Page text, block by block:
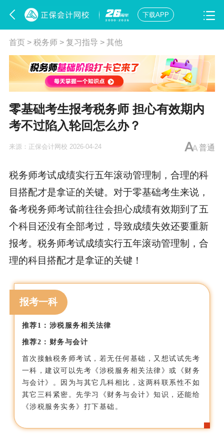
下载APP
首页> 税务师> 复习指导 > 其他
零基础考生报考税务师 担心有效期内
考不过陷入轮回怎么办？
普通
来源： 正保会计网校 2026-04-24
税务师考试成绩实行五年滚动管理制，合理的科
目搭配才是拿证的关键。对于零基础考生来说，
备考税务师考试前往往会担心成绩有效期到了五
个科目还没有全部考过，导致成绩失效还要重新
报考。税务师考试成绩实行五年滚动管理制，合
理的科目搭配才是拿证的关键！
报考一科
推荐1：涉税服务相关法律
推荐2：财务与会计
首次接触税务师考试，若无任何基础，又想试试先考
一科，建议可以先考《涉税服务相关法律》或《财务
与会计》。因为与其它几科相比，这两科联系性不如
其它三科紧密。先学习《财务与会计》知识，还能给
《涉税服务实务》打下基础。